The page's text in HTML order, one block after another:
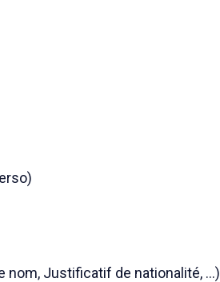
nom, Justificatif de nationalité, …)